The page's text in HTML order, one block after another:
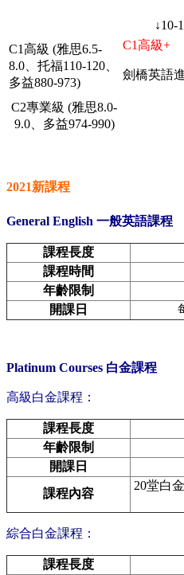
↓10-
C1高級 (雅思6.5-
8.0、托福110-120、
多益880-973)
C1高級+
劍橋英語
C2專業級 (雅思8.0-
9.0、多益974-990)
2021新課程
General English 一般英語課程
課程長度
課程時間
年齡限制
開課日
Platinum Courses 白金課程
高級白金課程：
課程長度
年齡限制
開課日
課程內容
20堂白
綜合白金課程：
課程長度